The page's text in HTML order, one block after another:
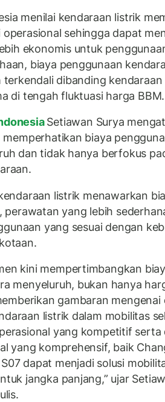
menilai kendaraan listrik
operasional sehingga dapat
ekonomis untuk
biaya penggunaan
terkendali dibanding
di tengah fluktuasi harga BBM.
Setiawan Surya
memperhatikan biaya
dan tidak hanya berfokus
listrik menawarkan
yang lebih
yang sesuai dengan
kini mempertimbangkan
menyeluruh, bukan hanya
gambaran mengenai
listrik dalam mobilitas
yang kompetitif serta
yang komprehensif, baik
dapat menjadi solusi
jangka panjang,” ujar